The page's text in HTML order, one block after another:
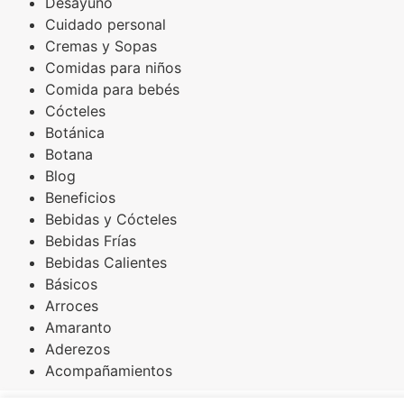
Cuidado personal
Cremas y Sopas
Comidas para niños
Comida para bebés
Cócteles
Botánica
Botana
Blog
Beneficios
Bebidas y Cócteles
Bebidas Frías
Bebidas Calientes
Básicos
Arroces
Amaranto
Aderezos
Acompañamientos